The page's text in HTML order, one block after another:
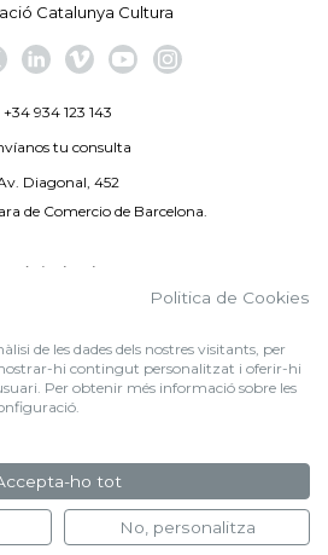
Catalunya Cultura
+34 934 123 143
tu consulta
Diagonal, 452
de Comercio de Barcelona.
Aviso legal
By 100X100NET
DE INSCRIPCIÓN
Politica de Cookies
de les dades dels nostres visitants, per
hi contingut personalitzat i oferir-hi
Per obtenir més informació sobre les
ho tot
No, personalitza